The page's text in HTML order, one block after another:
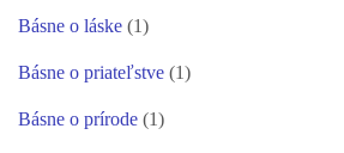
Básne o láske (1)
Básne o priateľstve (1)
Básne o prírode (1)